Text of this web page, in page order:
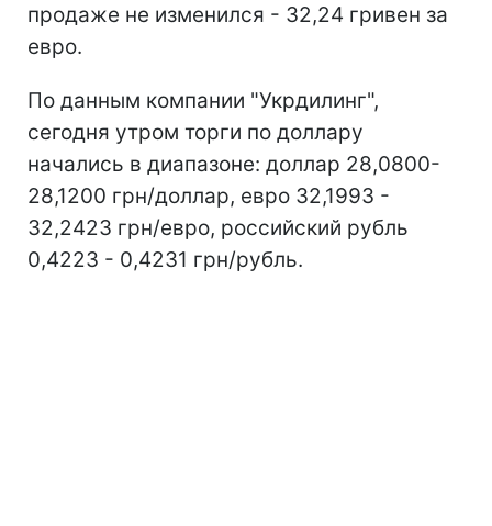
продаже не изменился - 32,24 гривен за
евро.
По данным компании "Укрдилинг",
сегодня утром торги по доллару
начались в диапазоне: доллар 28,0800-
28,1200 грн/доллар, евро 32,1993 -
32,2423 грн/евро, российский рубль
0,4223 - 0,4231 грн/рубль.